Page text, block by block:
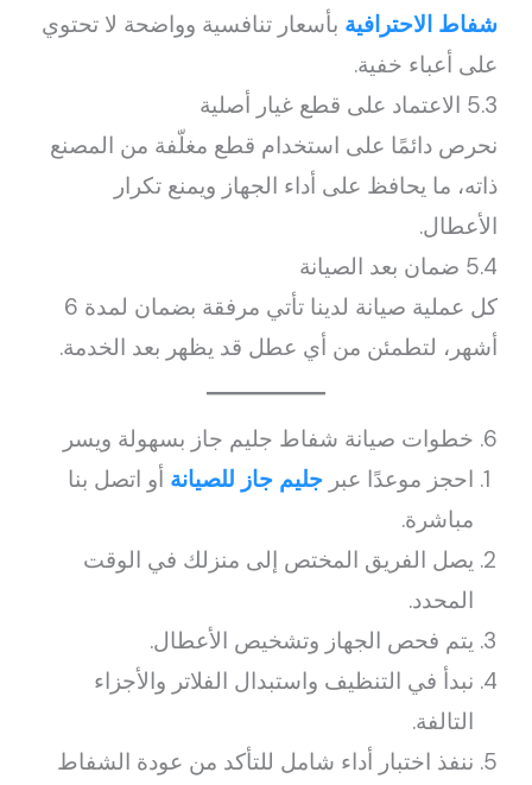
شفاط الاحترافية بأسعار تنافسية وواضحة لا تحتوي
على أعباء خفية.
5.3 الاعتماد على قطع غيار أصلية
نحرص دائمًا على استخدام قطع مغلّفة من المصنع
ذاته، ما يحافظ على أداء الجهاز ويمنع تكرار
الأعطال.
5.4 ضمان بعد الصيانة
كل عملية صيانة لدينا تأتي مرفقة بضمان لمدة 6
أشهر، لتطمئن من أي عطل قد يظهر بعد الخدمة.
6. خطوات صيانة شفاط جليم جاز بسهولة ويسر
احجز موعدًا عبرجليم جاز للصيانة أو اتصل بنا
مباشرة.
يصل الفريق المختص إلى منزلك في الوقت
المحدد.
يتم فحص الجهاز وتشخيص الأعطال.
نبدأ في التنظيف واستبدال الفلاتر والأجزاء
التالفة.
ننفذ اختبار أداء شامل للتأكد من عودة الشفاط